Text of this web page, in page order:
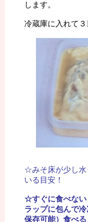
します。
冷蔵庫に入れて３
☆みそ床が少し水
いる目安！
☆すぐに食べない
ラップに包んで
保存可能） 食べ